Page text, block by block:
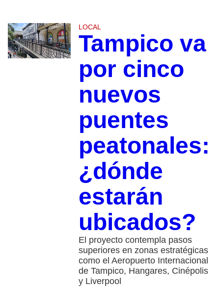
LOCAL
Tampico va
por cinco
nuevos
puentes
peatonales:
¿dónde
estarán
ubicados?
El proyecto contempla pasos
superiores en zonas estratégicas
como el Aeropuerto Internacional
de Tampico, Hangares, Cinépolis
y Liverpool